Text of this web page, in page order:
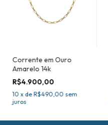
Corrente em Ouro
Amarelo 14k
R$4.900,00
10 x de R$490,00 sem
juros